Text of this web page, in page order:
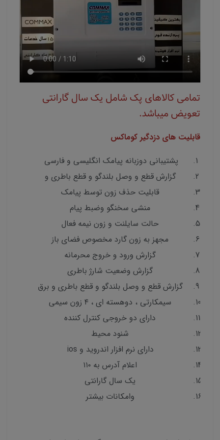
تمامی کالاهای پک شامل یک سال گارانتی
تعویض میباشد.
قابلیت های دزدگیر کوماکس
پشتیبانی دوزبانه پیامک انگلیسی و فارسی
گزارش قطع و وصل بلندگو و قطع باطری و
قابلیت حذف زون توسط پیامک
منشی سخنگو وضبط پیام
حالت سایلنت و زون نیمه فعال
مجهز به زون گارد مخصوص فضای باز
گزارش ورود و خروج محرمانه
گزارش وضعیت شارژ باطری
گزارش قطع و وصل بلندگو و قطع باطری و برق
سیمکارتی ، دوهسته ای ، ۴ زون سیمی
دارای دو خروجی کنترل کننده
شنود محیط
دارای نرم افزار اندروید و ios
اعلام آدرس به ۱۱۰
یک سال گارانتی
وامکانات بیشتر